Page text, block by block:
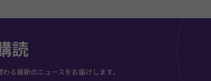
読
る最新のニュースをお届けします。